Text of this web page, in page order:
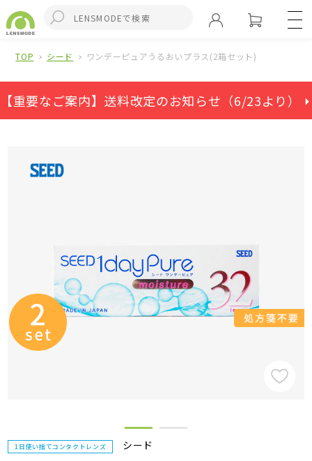
TOP シード ワンデーピュアうるおいプラス(2箱セット)
【重要なご案内】送料改定のお知らせ（6/23より） ⏵
1日使い捨てコンタクトレンズ シード